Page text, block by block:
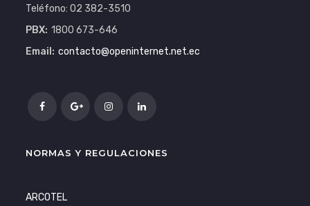
Teléfono: 02 382-3510
PBX: 1800 673-646
Email: contacto@openinternet.net.ec
NORMAS Y REGULACIONES
ARCOTEL